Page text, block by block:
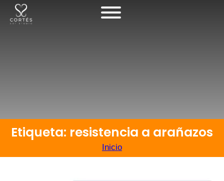
Etiqueta: resistencia a arañazos
Inicio